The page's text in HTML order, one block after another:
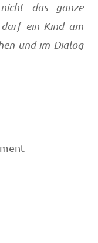
das ganze
ein Kind am
und im Dialog